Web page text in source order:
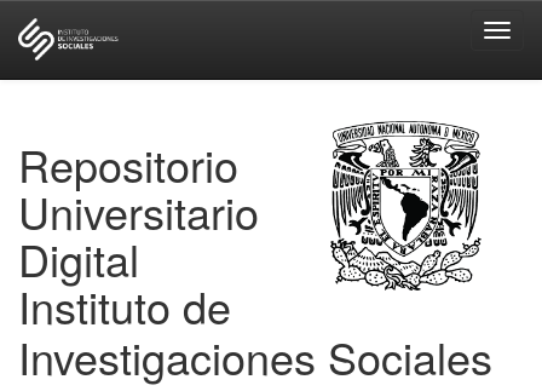
Repositorio
Universitario
Digital
Instituto de
Investigaciones Sociales